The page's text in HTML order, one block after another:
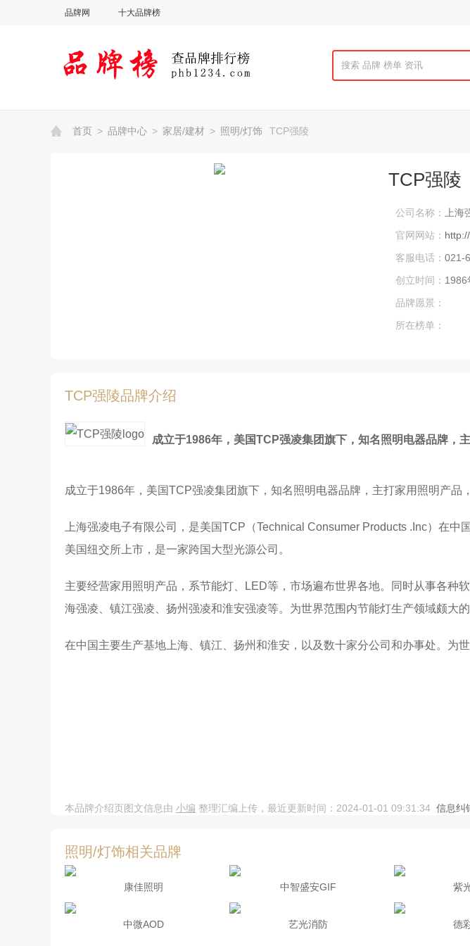
品牌网 十大品牌榜
首页 > 品牌中心 > 家居/建材 > 照明/灯饰 TCP强陵
TCP强陵
公司名称： 上海
官网网站：
客服电话： 021-
创立时间： 1986
品牌愿景：
所在榜单：
TCP强陵品牌介绍
成立于1986年，美国TCP强凌集团旗下，知名照明电器品牌，
成立于1986年，美国TCP强凌集团旗下，知名照明电器品牌，主打家用照明产品
上海强凌电子有限公司，是美国TCP（Technical Consumer Products .Inc）在
美国纽交所上市，是一家跨国大型光源公司。
主要经营家用照明产品，系节能灯、LED等，市场遍布世界各地。同时从事各
海强凌、镇江强凌、扬州强凌和淮安强凌等。为世界范围内节能灯生产领域颇大的
在中国主要生产基地上海、镇江、扬州和淮安，以及数十家分公司和办事处。为
本品牌介绍页图文信息由 小编 整理汇编上传，最近更新时间：2024-01-01 09:31:34 信息纠
照明/灯饰相关品牌
康佳照明 中智盛安GIF 紫
中微AOD 艺光消防 德